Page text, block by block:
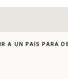
A UN PAÍS PARA